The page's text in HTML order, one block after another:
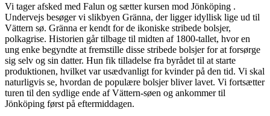
Vi tager afsked med Falun og sætter kursen mod Jönköping .
Undervejs besøger vi slikbyen Gränna, der ligger idyllisk lige ud til
Vättern sø. Gränna er kendt for de ikoniske stribede bolsjer,
polkagrise. Historien går tilbage til midten af 1800-tallet, hvor en
ung enke begyndte at fremstille disse stribede bolsjer for at forsørge
sig selv og sin datter. Hun fik tilladelse fra byrådet til at starte
produktionen, hvilket var usædvanligt for kvinder på den tid. Vi skal
naturligvis se, hvordan de populære bolsjer bliver lavet. Vi fortsætter
turen til den sydlige ende af Vättern-søen og ankommer til
Jönköping først på eftermiddagen.